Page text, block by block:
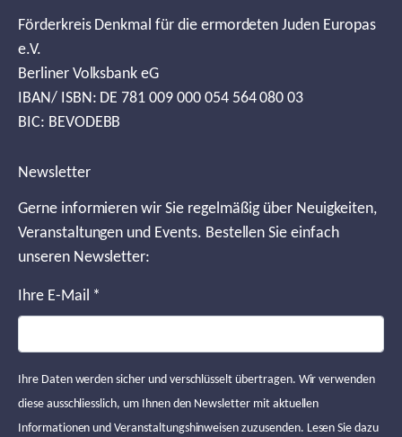
Förderkreis Denkmal für die ermordeten Juden Europas
e.V.
Berliner Volksbank eG
IBAN/ ISBN: DE 781 009 000 054 564 080 03
BIC: BEVODEBB
Newsletter
Gerne informieren wir Sie regelmäßig über Neuigkeiten,
Veranstaltungen und Events. Bestellen Sie einfach
unseren Newsletter:
Ihre E-Mail *
Ihre Daten werden sicher und verschlüsselt übertragen. Wir verwenden
diese ausschliesslich, um Ihnen den Newsletter mit aktuellen
Informationen und Veranstaltungshinweisen zuzusenden. Lesen Sie dazu